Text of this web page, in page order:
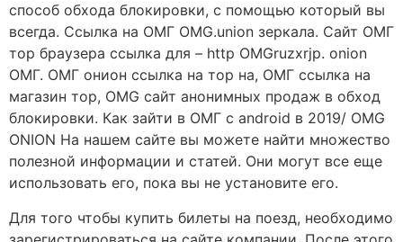
способ обхода блокировки, с помощью который вы
всегда. Ссылка на ОМГ OMG.union зеркала. Сайт ОМГ
тор браузера ссылка для – http OMGruzxrjp. onion
ОМГ. ОМГ онион ссылка на тор на, ОМГ ссылка на
магазин тор, OMG сайт анонимных продаж в обход
блокировки. Как зайти в ОМГ с android в 2019/ OMG
ONION На нашем сайте вы можете найти множество
полезной информации и статей. Они могут все еще
использовать его, пока вы не установите его.
Для того чтобы купить билеты на поезд, необходимо